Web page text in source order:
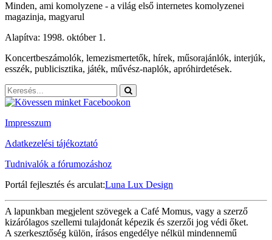
Minden, ami komolyzene - a világ első internetes komolyzenei
magazinja, magyarul
Alapítva: 1998. október 1.
Koncertbeszámolók, lemezismertetők, hírek, műsorajánlók, interjúk,
esszék, publicisztika, játék, művész-naplók, apróhirdetések.
Impresszum
Adatkezelési tájékoztató
Tudnivalók a fórumozáshoz
Portál fejlesztés és arculat:Luna Lux Design
A lapunkban megjelent szövegek a Café Momus, vagy a szerző
kizárólagos szellemi tulajdonát képezik és szerzői jog védi őket.
A szerkesztőség külön, írásos engedélye nélkül mindennemű